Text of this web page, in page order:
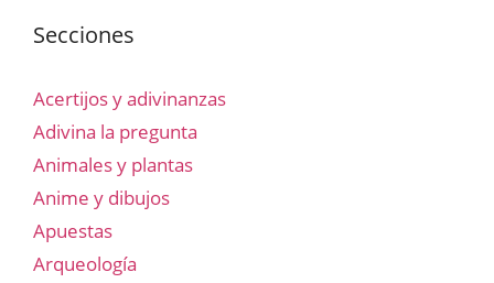
Secciones
Acertijos y adivinanzas
Adivina la pregunta
Animales y plantas
Anime y dibujos
Apuestas
Arqueología